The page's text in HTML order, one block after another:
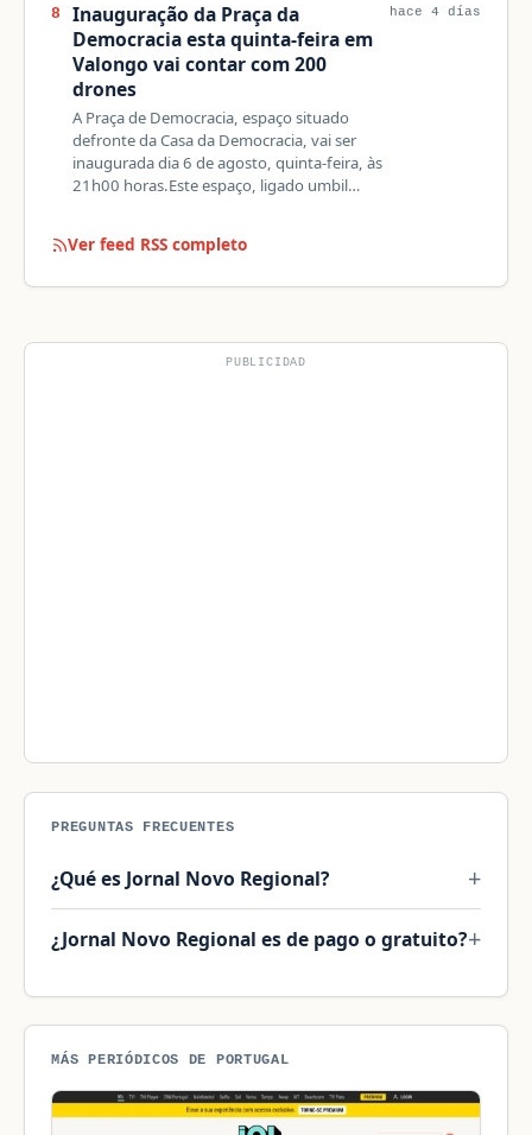
8
Inauguração da Praça da
Democracia esta quinta-feira em
Valongo vai contar com 200
drones
A Praça de Democracia, espaço situado
defronte da Casa da Democracia, vai ser
inaugurada dia 6 de agosto, quinta-feira, às
21h00 horas.Este espaço, ligado umbil…
hace 4 días
Ver feed RSS completo
PUBLICIDAD
PREGUNTAS FRECUENTES
¿Qué es Jornal Novo Regional?
¿Jornal Novo Regional es de pago o gratuito?
MÁS PERIÓDICOS DE PORTUGAL